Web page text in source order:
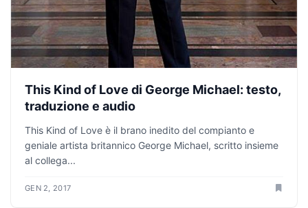
This Kind of Love di George Michael: testo,
traduzione e audio
This Kind of Love è il brano inedito del compianto e
geniale artista britannico George Michael, scritto insieme
al collega...
GEN 2, 2017